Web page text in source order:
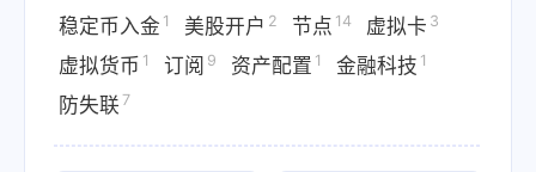
稳定币入金 1 美股开户 2 节点 14 虚拟卡 3
虚拟货币 1 订阅 9 资产配置 1 金融科技 1
防失联 7